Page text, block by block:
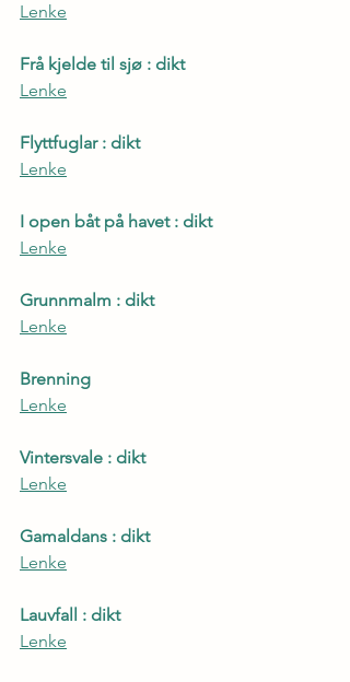
Lenke
Frå kjelde til sjø : dikt
Lenke
Flyttfuglar : dikt
Lenke
I open båt på havet : dikt
Lenke
Grunnmalm : dikt
Lenke
Brenning
Lenke
Vintersvale : dikt
Lenke
Gamaldans : dikt
Lenke
Lauvfall : dikt
Lenke